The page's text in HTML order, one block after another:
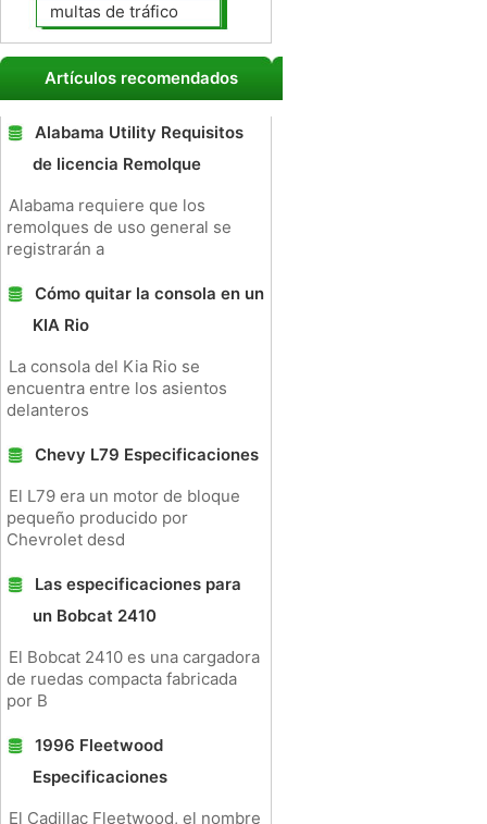
multas de tráfico
Artículos recomendados
Alabama Utility Requisitos
de licencia Remolque
Alabama requiere que los
remolques de uso general se
registrarán a
Cómo quitar la consola en un
KIA Rio
La consola del Kia Rio se
encuentra entre los asientos
delanteros
Chevy L79 Especificaciones
El L79 era un motor de bloque
pequeño producido por
Chevrolet desd
Las especificaciones para
un Bobcat 2410
El Bobcat 2410 es una cargadora
de ruedas compacta fabricada
por B
1996 Fleetwood
Especificaciones
El Cadillac Fleetwood, el nombre